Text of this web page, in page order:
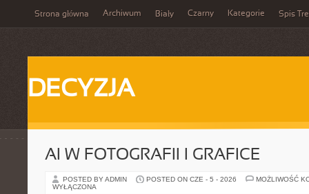
Strona główna Archiwum Biały Czarny Kategorie Spis
DECYZJA
AI W FOTOGRAFII I GRAFICE
POSTED BY ADMIN POSTED ON CZE - 5 - 2026
MOŻLIWOŚĆ
WYŁĄCZONA